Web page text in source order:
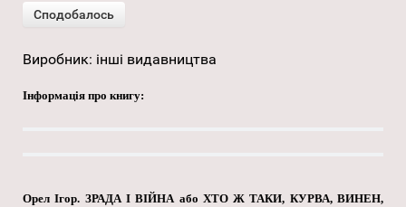
Виробник: інші видавництва
Інформація про книгу:
Орел Ігор. ЗРАДА І ВІЙНА або ХТО Ж ТАКИ, КУРВА, ВИНЕН,